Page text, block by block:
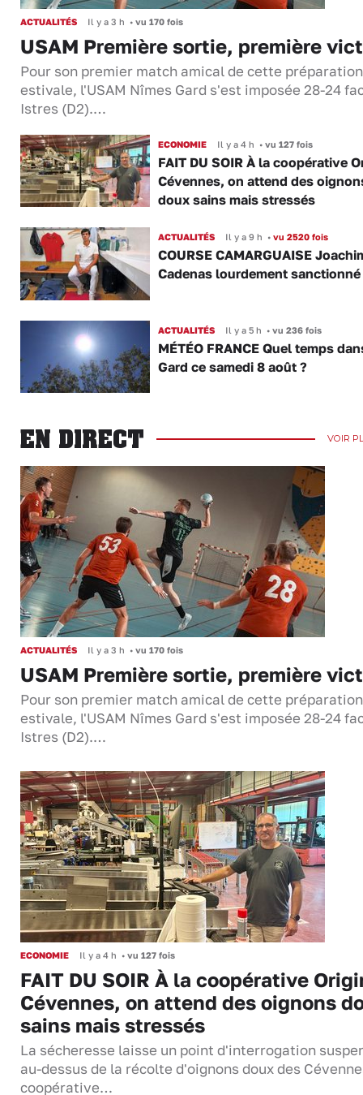
ACTUALITÉS Il y a 3 h • vu 170 fois
USAM Première sortie, première
Pour son premier match amical de cette préparation
estivale, l'USAM Nîmes Gard s'est imposée 28-24
Istres (D2).…
ECONOMIE Il y a 4 h •vu 127 fois
FAIT DU SOIR À la coopérative
Cévennes, on attend des
doux sains mais stressés
ACTUALITÉS Il y a 9 h •vu 2520 fois
COURSE CAMARGUAISE
Cadenas lourdement sanctionné
ACTUALITÉS Il y a 5 h •vu 236 fois
MÉTÉO FRANCE Quel temps
Gard ce samedi 8 août ?
EN DIRECT VOIR
ACTUALITÉS Il y a 3 h • vu 170 fois
USAM Première sortie, première
Pour son premier match amical de cette préparation
estivale, l'USAM Nîmes Gard s'est imposée 28-24
Istres (D2).…
ECONOMIE Il y a 4 h • vu 127 fois
FAIT DU SOIR À la coopérative
Cévennes, on attend des oignons
sains mais stressés
La sécheresse laisse un point d'interrogation
au-dessus de la récolte d'oignons doux des
coopérative…